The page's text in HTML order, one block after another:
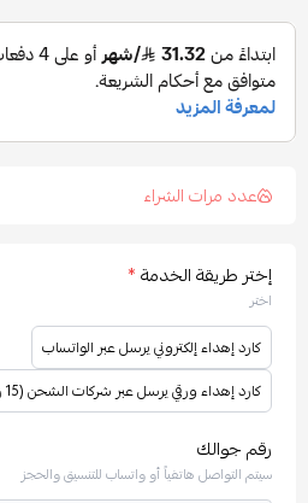
عدد مرات الشراء
إختر طريقة الخدمة*
اختر
كارد إهداء إلكتروني يرسل عبر الواتساب
كارد إهداء ورقي يرسل عبر شركات الشحن (15 ر.س)
رقم جوالك
سيتم التواصل هاتفياً أو واتساب للتنسيق والحجز